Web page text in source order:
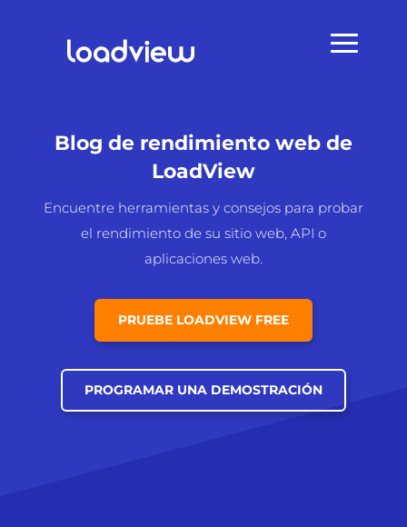
Blog de rendimiento web de
LoadView
Encuentre herramientas y consejos para probar
el rendimiento de su sitio web, API o
aplicaciones web.
PRUEBE LOADVIEW FREE
PROGRAMAR UNA DEMOSTRACIÓN